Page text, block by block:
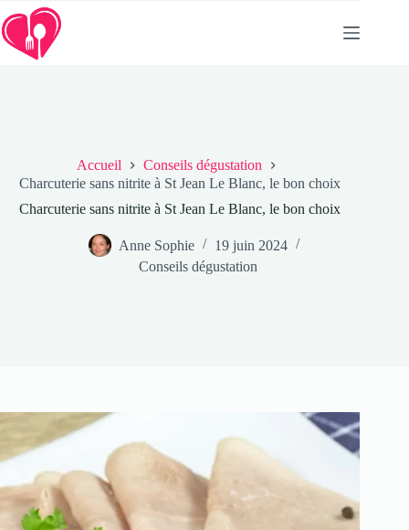
Passer
au
contenu
Accueil
Conseils dégustation
Charcuterie sans nitrite à St Jean Le Blanc, le bon choix
Charcuterie sans nitrite à St Jean Le Blanc, le bon choix
Anne Sophie
19 juin 2024
Conseils dégustation